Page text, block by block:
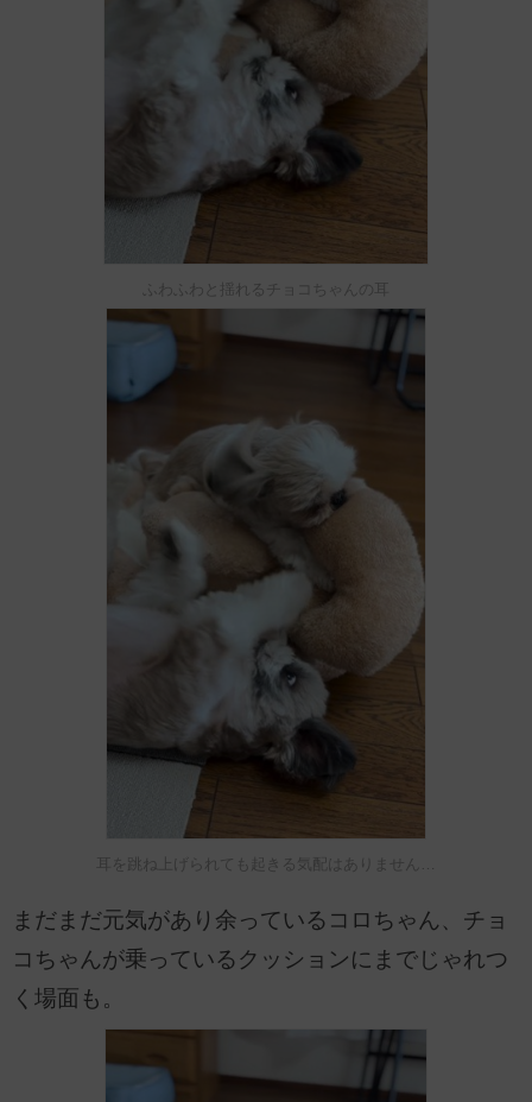
ふわふわと揺れるチョコちゃんの耳
耳を跳ね上げられても起きる気配はありません…
まだまだ元気があり余っているコロちゃん、チョ
コちゃんが乗っているクッションにまでじゃれつ
く場面も。